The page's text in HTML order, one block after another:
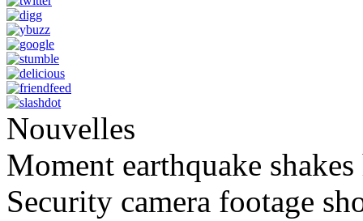
Nouvelles
Moment earthquake
Security camera footage